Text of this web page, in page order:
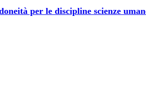
per le discipline scienze